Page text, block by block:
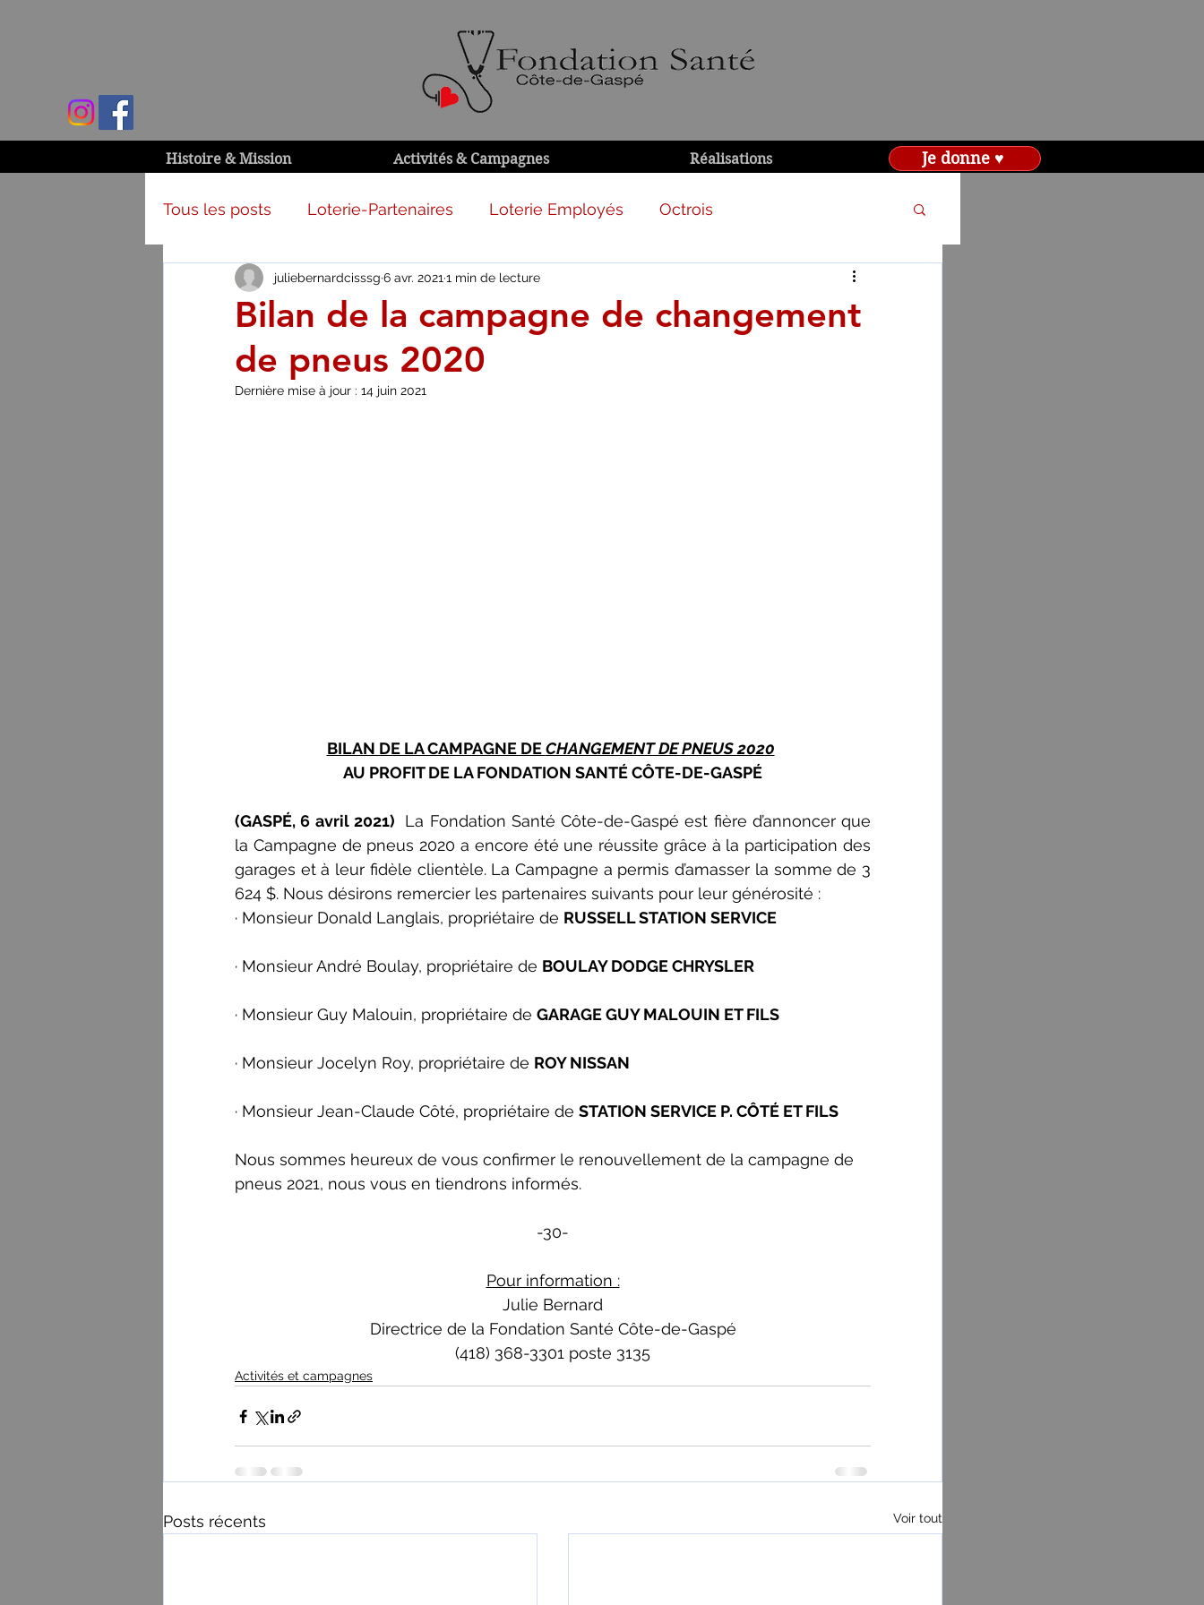
Histoire & Mission Activités & Campagnes Réalisations Je donne ♥
Tous les posts Loterie-Partenaires Loterie Employés Octrois
Activités et campagnes
Bilan de la campagne de changement
de pneus 2020
juliebernardcisssg 6 avr. 2021 1 min de lecture
Dernière mise à jour : 14 juin 2021
BILAN DE LA CAMPAGNE DE CHANGEMENT DE PNEUS 2020
AU PROFIT DE LA FONDATION SANTÉ CÔTE-DE-GASPÉ
(GASPÉ, 6 avril 2021)
La Fondation Santé Côte-de-Gaspé est fière d’annoncer que
la Campagne de pneus 2020 a encore été une réussite grâce à la participation des
garages et à leur fidèle clientèle. La Campagne a permis d’amasser la somme de 3
624 $. Nous désirons remercier les partenaires suivants pour leur générosité :
· Monsieur Donald Langlais, propriétaire de RUSSELL STATION SERVICE
· Monsieur André Boulay, propriétaire de BOULAY DODGE CHRYSLER
· Monsieur Guy Malouin, propriétaire de GARAGE GUY MALOUIN ET FILS
· Monsieur Jocelyn Roy, propriétaire de ROY NISSAN
· Monsieur Jean-Claude Côté, propriétaire de STATION SERVICE P. CÔTÉ ET FILS
Nous sommes heureux de vous confirmer le renouvellement de la campagne de
pneus 2021, nous vous en tiendrons informés.
-30-
Pour information :
Julie Bernard
Directrice de la Fondation Santé Côte-de-Gaspé
(418) 368-3301 poste 3135
Activités et campagnes
Posts récents Voir tout